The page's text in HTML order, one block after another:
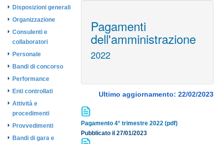
Disposizioni generali
Organizzazione
Consulenti e
collaboratori
Personale
Bandi di concorso
Performance
Enti controllati
Attività e
procedimenti
Provvedimenti
Bandi di gara e
Pagamenti
dell'amministrazione
2022
Ultimo aggiornamento: 22/02/2023
Pagamento 4° trimestre 2022 (pdf)
Pubblicato il 27/01/2023